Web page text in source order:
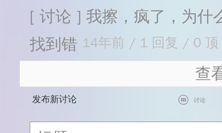
[ 讨论 ] 我擦，疯了，为什
找到错 14年前 / 1 回复 / 0 顶
查
发布新讨论 讨论